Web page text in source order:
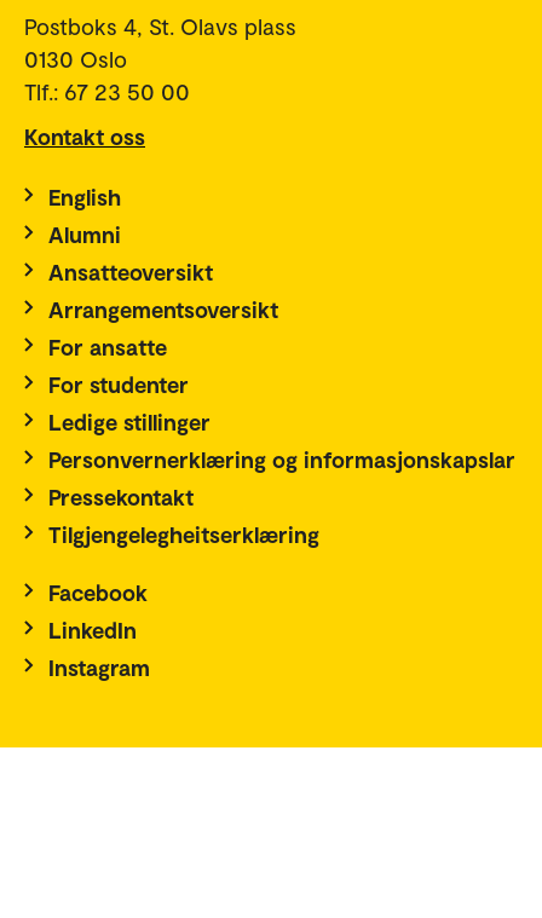
Postboks 4, St. Olavs plass
0130 Oslo
Tlf.: 67 23 50 00
Kontakt oss
English
Alumni
Ansatteoversikt
Arrangementsoversikt
For ansatte
For studenter
Ledige stillinger
Personvernerklæring og informasjonskapslar
Pressekontakt
Tilgjengelegheitserklæring
Facebook
LinkedIn
Instagram